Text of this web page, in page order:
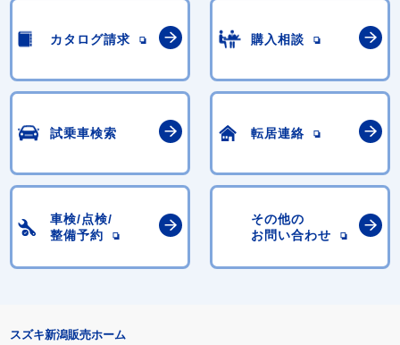
カタログ請求 購入相談
試乗車検索 転居連絡
車検/点検/
整備予約
その他の
お問い合わせ
スズキ新潟販売ホーム